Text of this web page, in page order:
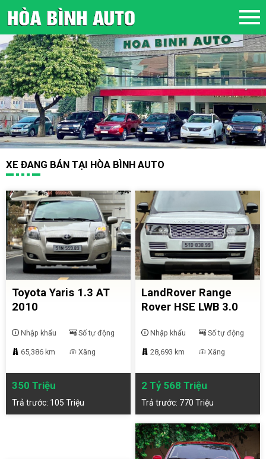
XE ĐANG BÁN TẠI HÒA BÌNH AUTO
Toyota Yaris 1.3 AT
2010
Nhập khẩu Số tự động
65,386 km Xăng
350 Triệu
Trả trước: 105 Triệu
LandRover Range
Rover HSE LWB 3.0
Nhập khẩu Số tự động
28,693 km Xăng
2 Tỷ 568 Triệu
Trả trước: 770 Triệu